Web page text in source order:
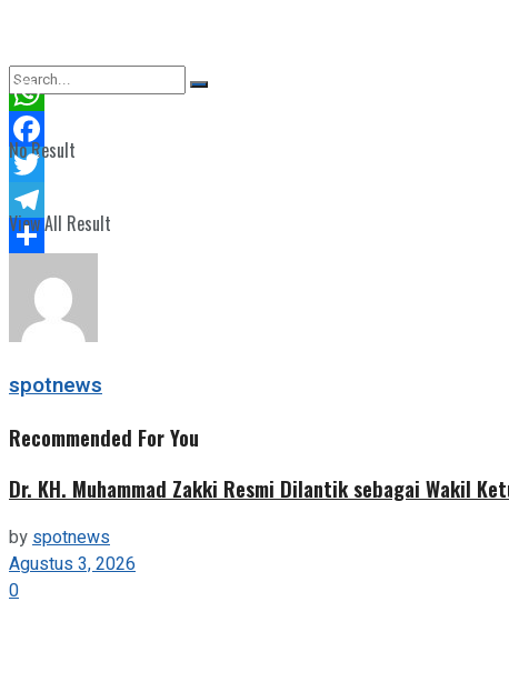
No Result
View All Result
WhatsApp
Facebook
Twitter
Telegram
spotnews
Recommended For You
Dr. KH. Muhammad Zakki Resmi Dilantik sebagai Wakil
by spotnews
Agustus 3, 2026
0